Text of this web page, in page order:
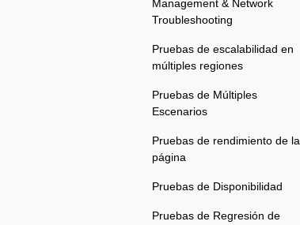
Management & Network
Troubleshooting
Pruebas de escalabilidad en
múltiples regiones
Pruebas de Múltiples
Escenarios
Pruebas de rendimiento de la
página
Pruebas de Disponibilidad
Pruebas de Regresión de